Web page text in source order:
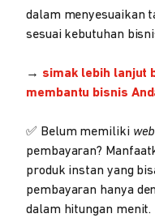
dalam menyesuaikan
sesuai kebutuhan
→ simak lebih lanjut
membantu bisnis
✅ Belum memiliki
pembayaran?
produk instan yang
pembayaran hanya
dalam hitungan menit.